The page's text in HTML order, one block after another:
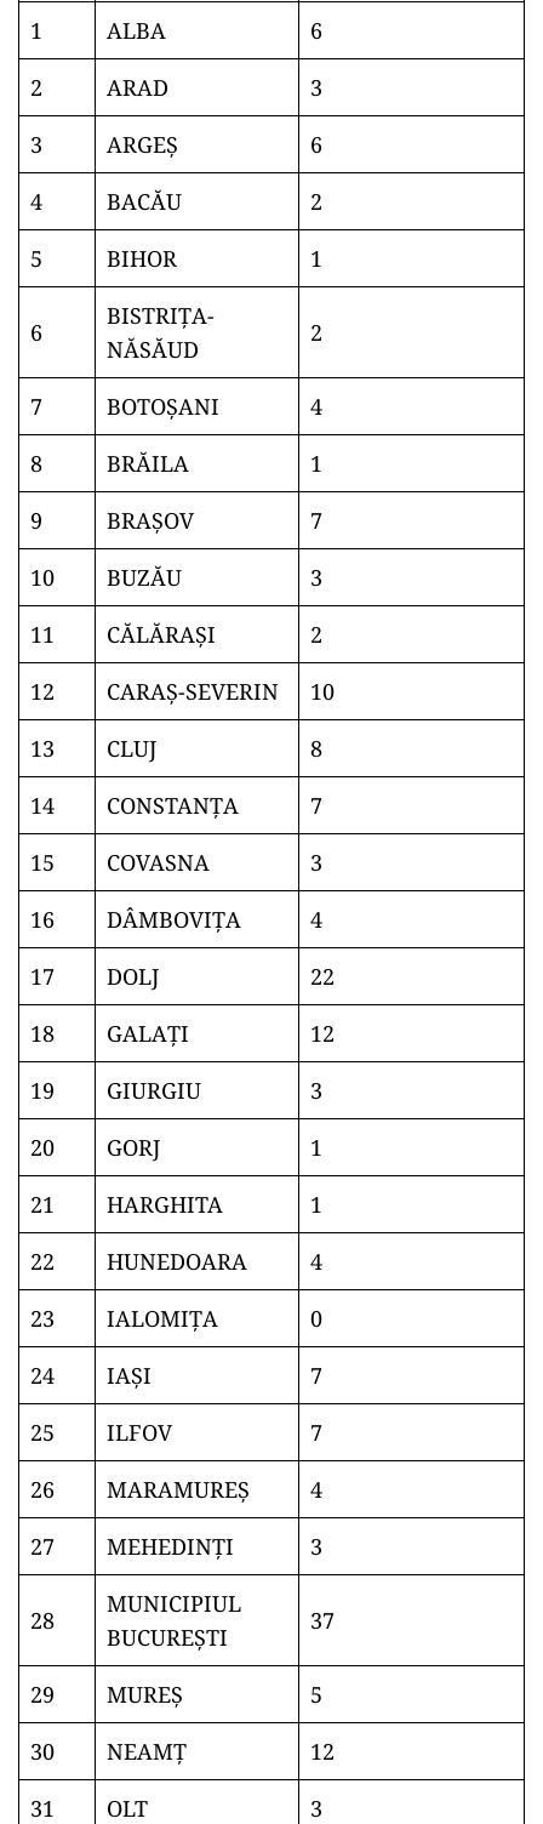
1 ALBA
6
2
ARAD
3
3
ARGEŞ
6
4
BACĂU
2
5
BIHOR 1
6
BISTRIŢA-
NĂSĂUD
2
7 BOTOŞANI
4
8
BRĂILA
1
9
BRAŞOV
7
10
BUZĂU
3
11
CĂLĂRAŞI
2
12
CARAŞ-SEVERIN
10
13
CLUJ
8
14
CONSTANŢA
7
15
COVASNA
3
16
DÂMBOVIŢA
4
17
DOLJ
22
18
GALAŢI
12
19
GIURGIU
3
20
GORJ
1
21
HARGHITA
1
22
HUNEDOARA
4
23
IALOMIŢA
0
24
IAŞI
7
25
ILFOV
7
26
MARAMUREŞ
4
27
MEHEDINŢI 3
28
MUNICIPIUL
BUCUREŞTI
37
29 MUREŞ
5
30
NEAMŢ
12
31
OLT
3